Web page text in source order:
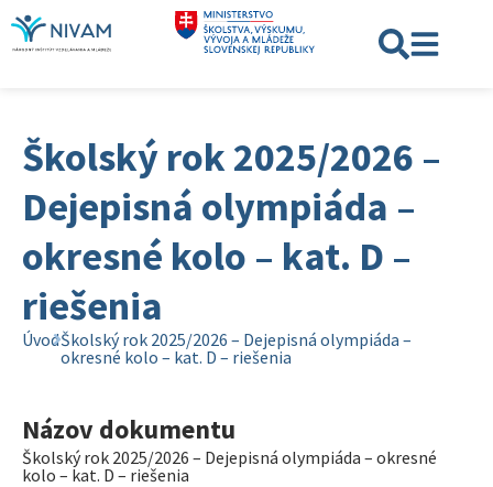
Školský rok 2025/2026 –
Dejepisná olympiáda –
okresné kolo – kat. D –
riešenia
ÚvodŠkolský rok 2025/2026 – Dejepisná olympiáda –
okresné kolo – kat. D – riešenia
Názov dokumentu
Školský rok 2025/2026 – Dejepisná olympiáda – okresné
kolo – kat. D – riešenia